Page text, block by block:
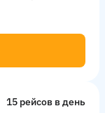
15 рейсов в день